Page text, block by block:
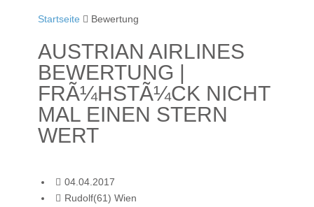
Startseite Bewertung
AUSTRIAN AIRLINES
BEWERTUNG |
FRÃ¼HSTÃ¼CK NICHT
MAL EINEN STERN
WERT
04.04.2017
Rudolf(61) Wien